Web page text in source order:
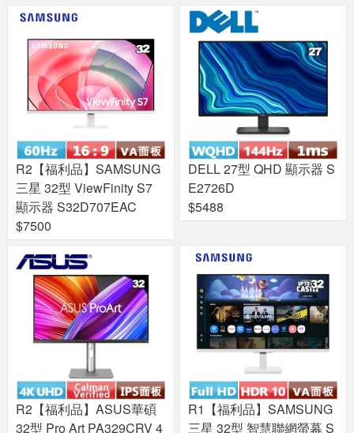
R2【福利品】SAMSUNG
三星 32型 ViewFinity S7
顯示器 S32D707EAC
$7500
DELL 27型 QHD 顯示器 S
E2726D
$5488
R2【福利品】ASUS華碩
32型 Pro Art PA329CRV 4
R1【福利品】SAMSUNG
三星 32型 智慧聯網螢幕 S